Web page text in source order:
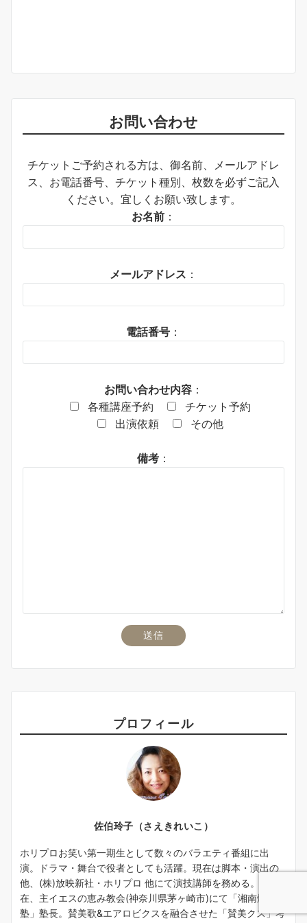
お問い合わせ
チケットご予約される方は、御名前、メールアドレ
ス、お電話番号、チケット種別、枚数を必ずご記入
ください。宜しくお願い致します。
お名前 ：
メールアドレス ：
電話番号 ：
お問い合わせ内容 ：
各種講座予約
チケット予約
出演依頼
その他
備考 ：
プロフィール
佐伯玲子（さえきれいこ）
ホリプロお笑い第一期生として数々のバラエティ番組に出
演。ドラマ・舞台で役者としても活躍。現在は脚本・演出の
他、(株)放映新社・ホリプロ 他にて演技講師を務める。現
在、主イエスの恵み教会(神奈川県茅ヶ崎市)にて「湘南爆笑
塾」塾長。賛美歌&エアロビクスを融合させた「賛美クス」考